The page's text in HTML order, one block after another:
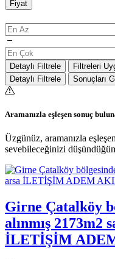
Fiyat
Detaylı Filtrele
Filtreleri
Detaylı Filtrele
Sonuçları
Aramanızla eşleşen sonuç
Üzgünüz, aramanızla
sevebileceğinizi
Girne Çatalköy
alınmış 2173m2
İLETİŞİM